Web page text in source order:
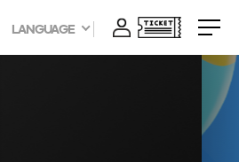
LANGUAGE